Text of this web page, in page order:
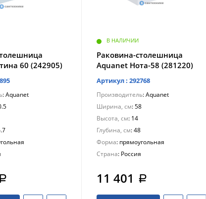
60 (242905)
: Aquanet
В НАЛИЧИИ
Раковина-столешница
Aquanet Нота-58 (281220)
Артикул : 292768
Производитель: Aquanet
Ширина, см: 58
Высота, см: 14
Глубина, см: 48
Форма: прямоугольная
Страна: Россия
11 401 a